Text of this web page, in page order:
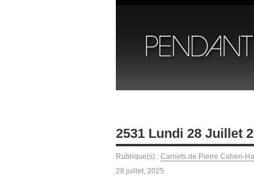
2531 Lundi 28 Juillet
Rubrique(s) : Carnets de Pierre Cohen-
28 juillet, 2025